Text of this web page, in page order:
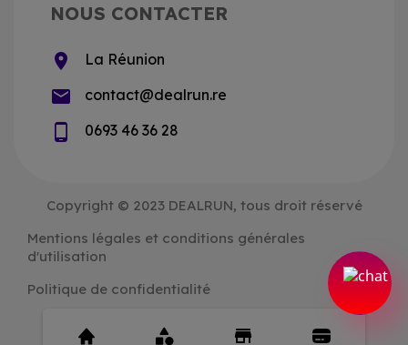
NOUS CONTACTER
location_on La Réunion
email contact@dealrun.re
phone_android 0693 46 36 28
Copyright © 2023 DEALRUN, tous droit réservé
Mentions légales et conditions générales
d'utilisation
Politique de confidentialité